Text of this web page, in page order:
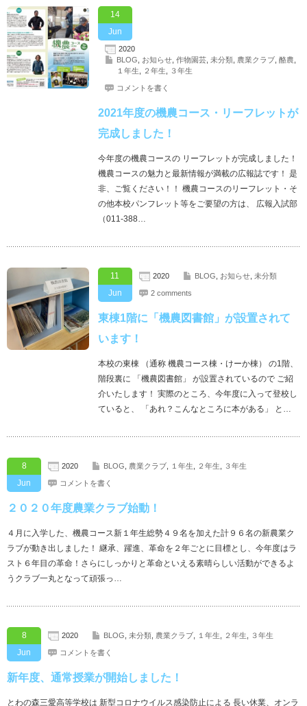
14
Jun
2020
BLOG
お知らせ, 作物園芸, 未分類, 農業クラブ, 酪農
１年生
２年生 ３年生
コメントを書く
2021年度の機農コース・リーフレットが
完成しました！
今年度の機農コースの リーフレットが完成しました！
機農コースの魅力と最新情報が満載の広報誌です！ 是
非、ご覧ください！！ 機農コースのリーフレット・そ
の他本校パンフレット等をご要望の方は、 広報入試部
（011-388…
11
Jun
2020 BLOG お知らせ, 未分類
2 comments
東棟1階に「機農図書館」が設置されて
います！
本校の東棟 （通称 機農コース棟・けーか棟） の1階、
階段裏に 「機農図書館」 が設置されているので ご紹
介いたします！ 実際のところ、今年度に入って登校し
ていると、 「あれ？こんなところに本がある」 と…
8
Jun
2020 BLOG 農業クラブ １年生 ２年生 ３年生
コメントを書く
２０２０年度農業クラブ始動！
４月に入学した、機農コース新１年生総勢４９名を加えた計９６名の新農業ク
ラブが動き出しました！ 継承、躍進、革命を２年ごとに目標とし、今年度はラ
スト６年目の革命！さらにしっかりと革命といえる素晴らしい活動ができるよ
うクラブ一丸となって頑張っ…
8
Jun
2020 BLOG 未分類 農業クラブ １年生 ２年生 ３年生
コメントを書く
新年度、通常授業が開始しました！
とわの森三愛高等学校は 新型コロナウイルス感染防止による 長い休業、オンラ